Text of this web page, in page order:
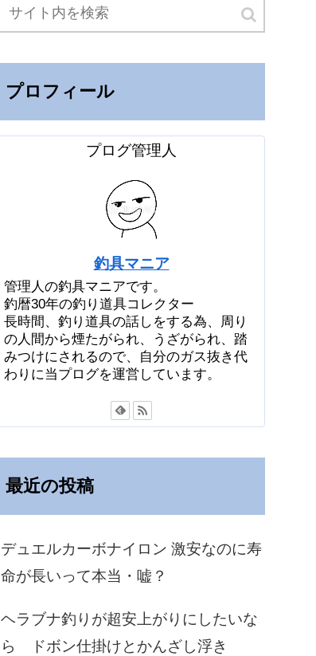
プロフィール
プログ管理人
釣具マニア
管理人の釣具マニアです。
釣暦30年の釣り道具コレクター
長時間、釣り道具の話しをする為、周り
の人間から煙たがられ、うざがられ、踏
みつけにされるので、自分のガス抜き代
わりに当プログを運営しています。
最近の投稿
デュエルカーボナイロン 激安なのに寿
命が長いって本当・嘘？
ヘラブナ釣りが超安上がりにしたいな
ら ドボン仕掛けとかんざし浮き